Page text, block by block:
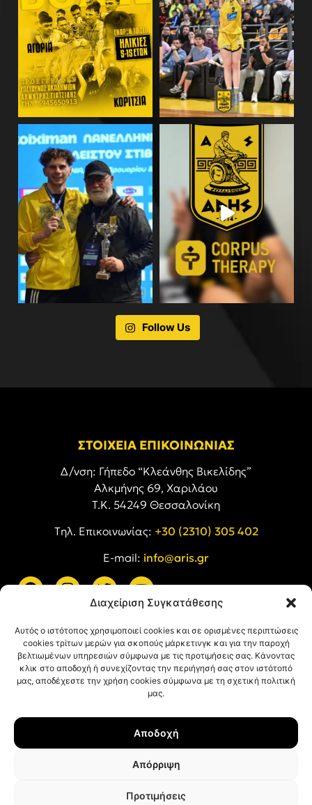
Διαχείριση Συγκατάθεσης
Αυτός ο ιστότοπος χρησιμοποιεί cookies και σε ορισμένες περιπτώσεις
cookies τρίτων μερών για σκοπούς μάρκετινγκ και για την παροχή
βελτιωμένων υπηρεσιών σύμφωνα με τις προτιμήσεις σας. Κάνοντας
κλικ στο αποδοχή ή συνεχίζοντας την περιήγησή σας στον ιστότοπό
μας, αποδέχεστε την χρήση cookies σύμφωνα με τη σχετική πολιτική
μας.
Αποδοχή
Απόρριψη
Προτιμήσεις
Follow Us
ΣΤΟΙΧΕΙΑ ΕΠΙΚΟΙΝΩΝΙΑΣ
Δ/νση: Γήπεδο “Κλεάνθης Βικελίδης”
Αλκμήνης 69, Χαριλάου
Τ.Κ. 54249 Θεσσαλονίκη
Tηλ. Επικοινωνίας: +30 (2310) 305 402
E-mail: info@aris.gr
Όροι Χρήσης
Πολιτική Cookies